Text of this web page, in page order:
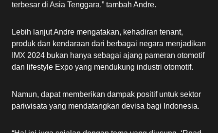
terbesar di Asia Tenggara,” tambah Andre.
Lebih lanjut Andre mengatakan, kehadiran tenant,
produk dan kendaraan dari berbagai negara menjadikan
IMX 2024 bukan hanya sebagai ajang pameran otomotif
dan lifestyle Expo yang mendukung industri otomotif.
Namun, dapat memberikan dampak positif untuk sektor
pariwisata yang mendatangkan devisa bagi Indonesia.